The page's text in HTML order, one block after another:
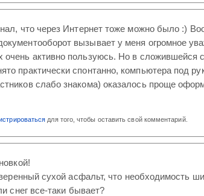
что через Интернет тоже можно было :)
вызывает у меня огромное
очень активно пользуюсь. Но в сложившейся
практически спонтанно, компьютера под
слабо знакома) оказалось проще
для того, чтобы оставить свой комментарий.
сухой асфальт, что необходимость
снег все-таки бывает?